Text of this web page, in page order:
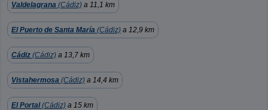
Valdelagrana (Cádiz) a 11,1 km
El Puerto de Santa María (Cádiz) a 12,9 km
Cádiz (Cádiz) a 13,7 km
Vistahermosa (Cádiz) a 14,4 km
El Portal(Cádiz) a 15 km